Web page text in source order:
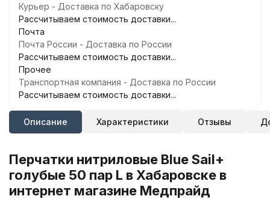
Курьер - Доставка по Хабаровску
Рассчитываем стоимость доставки...
Почта
Почта России - Доставка по России
Рассчитываем стоимость доставки...
Прочее
Транспортная компания - Доставка по России
Рассчитываем стоимость доставки...
Описание Характеристики Отзывы
Перчатки нитриловые Blue Sail+
голубые 50 пар L в Хабаровске в
интернет магазине Медпрайд